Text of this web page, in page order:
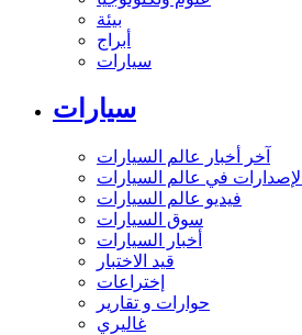
بيئة
أبراج
سيارات
سيارات
آخر أخبار عالم السيارات
في عالم السيارات
فيديو عالم السيارات
سوق السيارات
أخبار السيارات
قيد الاختبار
إختراعات
حوارات و تقارير
غاليري